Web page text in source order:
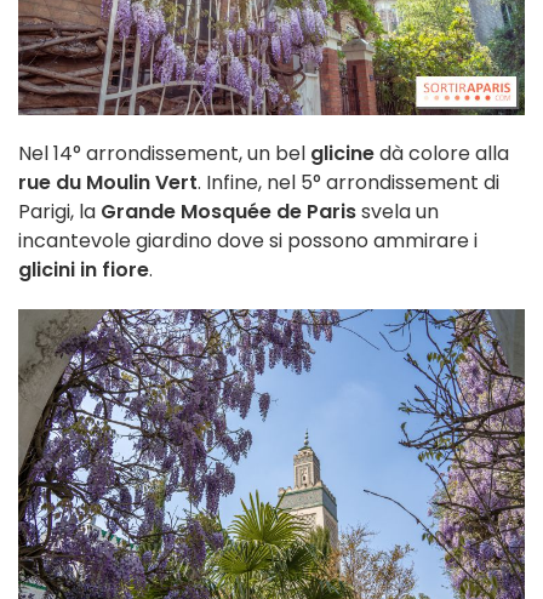
Nel 14° arrondissement, un bel glicinedà colore alla
rue du Moulin Vert. Infine, nel 5° arrondissement di
Parigi, la Grande Mosquée de Parissvela un
incantevole giardino dove si possono ammirare i
glicini in fiore.